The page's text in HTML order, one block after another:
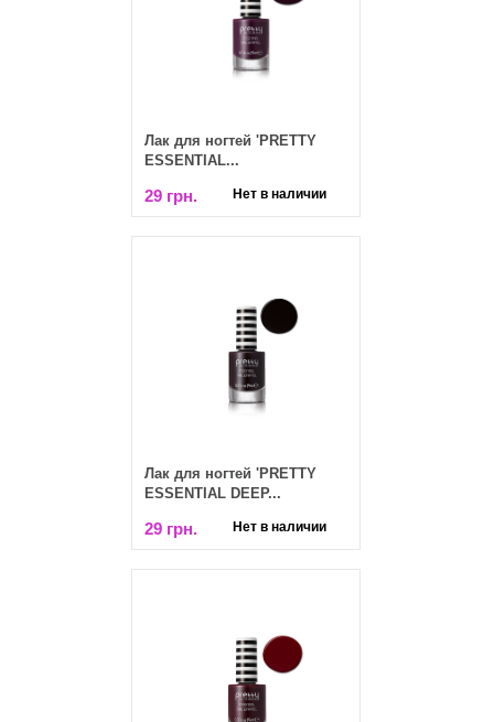
Лак для ногтей 'PRETTY
ESSENTIAL...
29 грн. Нет в наличии
Лак для ногтей 'PRETTY
ESSENTIAL DEEP...
29 грн. Нет в наличии